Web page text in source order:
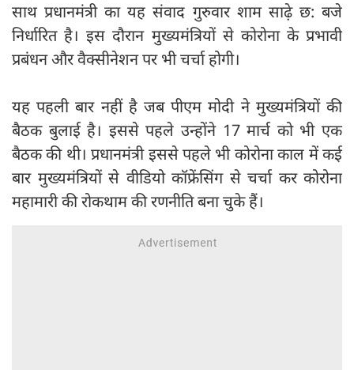
साथ प्रधानमंत्री का यह संवाद गुरुवार शाम साढ़े छ: बजे
निर्धारित है। इस दौरान मुख्यमंत्रियों से कोरोना के प्रभावी
प्रबंधन और वैक्सीनेशन पर भी चर्चा होगी।
यह पहली बार नहीं है जब पीएम मोदी ने मुख्यमंत्रियों की
बैठक बुलाई है। इससे पहले उन्होंने 17 मार्च को भी एक
बैठक की थी। प्रधानमंत्री इससे पहले भी कोरोना काल में कई
बार मुख्यमंत्रियों से वीडियो कॉफ्रेंसिंग से चर्चा कर कोरोना
महामारी की रोकथाम की रणनीति बना चुके हैं।